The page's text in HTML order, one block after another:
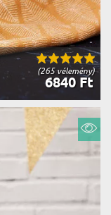
(265 vélemény)
6840 Ft